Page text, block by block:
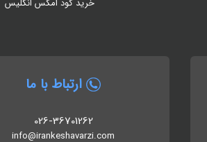
ارتباط با ما
026-36701262
info@irankeshavarzi.com